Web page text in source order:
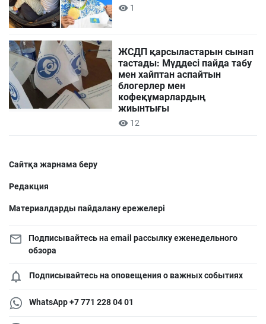
1
ЖСДП қарсыластарын сынап
тастады: Мүддесі пайда табу
мен хайптан аспайтын
блогерлер мен
кофеқұмарлардың
жиынтығы
12
Сайтқа жарнама беру
Редакция
Материалдарды пайдалану ережелері
Подписывайтесь на email рассылку еженедельного
обзора
Подписывайтесь на оповещения о важных событиях
WhatsApp +7 771 228 04 01